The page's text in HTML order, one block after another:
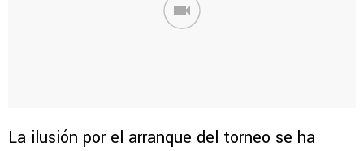
La ilusión por el arranque del torneo se ha